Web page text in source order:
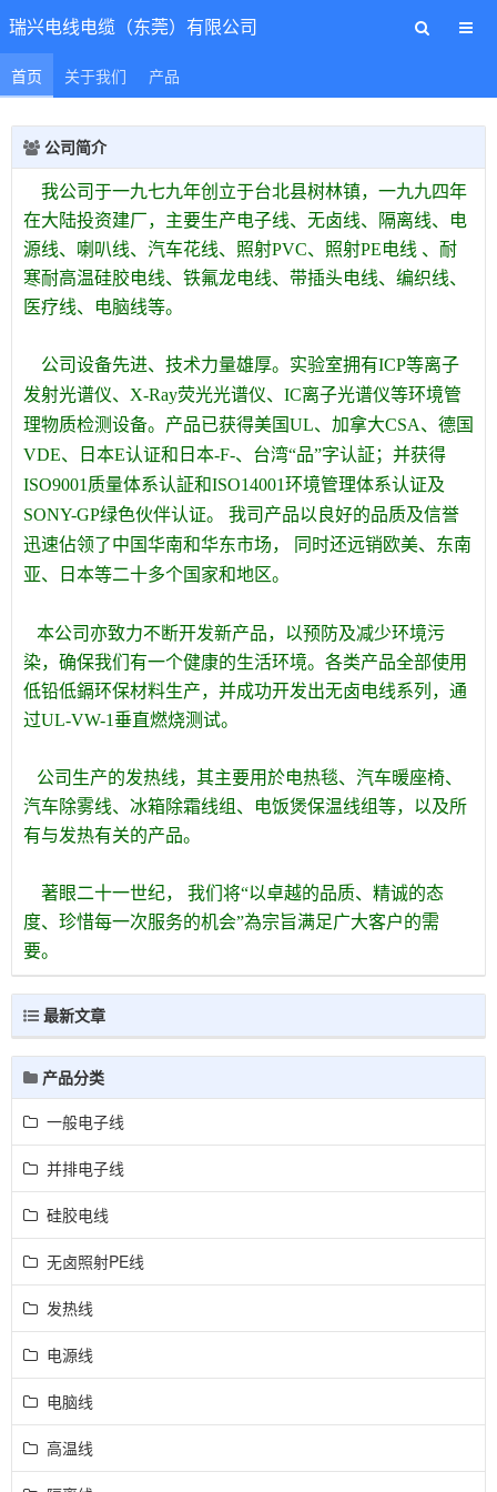
瑞兴电线电缆（东莞）有限公司
首页 关于我们 产品
公司简介
我公司于一九七九年创立于台北县树林镇，一九九四年
在大陆投资建厂，主要生产电子线、无卤线、隔离线、电
源线、喇叭线、汽车花线、照射PVC、照射PE电线 、耐
寒耐高温硅胶电线、铁氟龙电线、带插头电线、编织线、
医疗线、电脑线等。
公司设备先进、技术力量雄厚。实验室拥有ICP等离子
发射光谱仪、X-Ray荧光光谱仪、IC离子光谱仪等环境管
理物质检测设备。产品已获得美国UL、加拿大CSA、德国
VDE、日本E认证和日本-F-、台湾“品”字认証；并获得
ISO9001质量体系认証和ISO14001环境管理体系认证及
SONY-GP绿色伙伴认证。 我司产品以良好的品质及信誉
迅速佔领了中国华南和华东市场， 同时还远销欧美、东南
亚、日本等二十多个国家和地区。
本公司亦致力不断开发新产品，以预防及减少环境污
染，确保我们有一个健康的生活环境。各类产品全部使用
低铅低鎘环保材料生产，并成功开发出无卤电线系列，通
过UL-VW-1垂直燃烧测试。
公司生产的发热线，其主要用於电热毯、汽车暖座椅、
汽车除雾线、冰箱除霜线组、电饭煲保温线组等，以及所
有与发热有关的产品。
著眼二十一世纪， 我们将“以卓越的品质、精诚的态
度、珍惜每一次服务的机会”為宗旨满足广大客户的需
要。
最新文章
产品分类
一般电子线
并排电子线
硅胶电线
无卤照射PE线
发热线
电源线
电脑线
高温线